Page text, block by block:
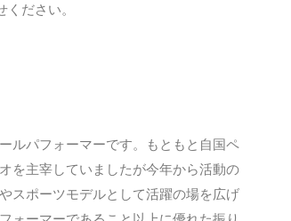
ださい。
ルパフォーマーです。もともと自国ペ
を主宰していましたが今年から活動の
スポーツモデルとして活躍の場を広げ